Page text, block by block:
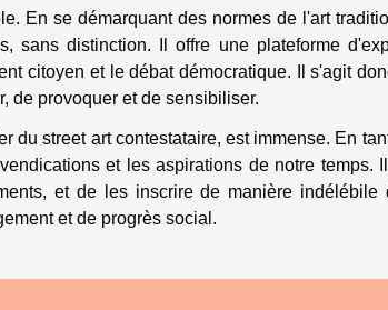
En se démarquant des normes de l'art
sans distinction. Il offre une plateforme
citoyen et le débat démocratique. Il s'agit
de provoquer et de sensibiliser.
du street art contestataire, est immense. En
et les aspirations de notre temps.
et de les inscrire de manière indélébile
et de progrès social.